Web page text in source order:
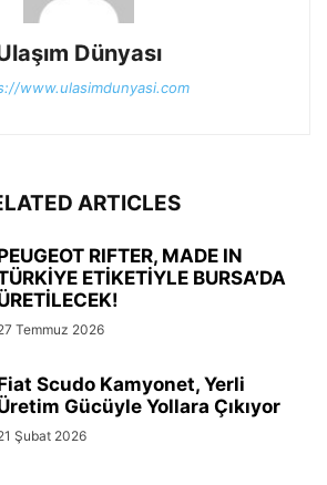
Dünyası
www.ulasimdunyasi.com
ARTICLES
RIFTER, MADE IN
ETİKETİYLE BURSA’DA
Temmuz 2026
Scudo Kamyonet, Yerli
Gücüyle Yollara Çıkıyor
Şubat 2026